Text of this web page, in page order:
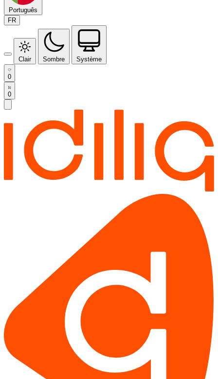
Português
FR
Clair Sombre Système
0
0